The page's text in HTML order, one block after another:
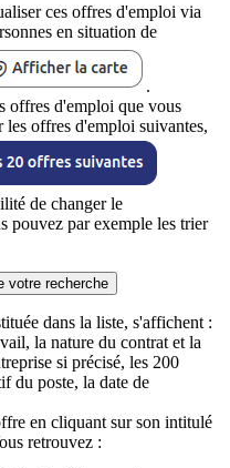
ces offres d'emploi via
en situation de
.
offres d'emploi que vous
offres d'emploi suivantes,
de changer le
pouvez par exemple les trier
votre recherche
dans la liste, s'affichent :
la nature du contrat et la
si précisé, les 200
du poste, la date de
en cliquant sur son intitulé
retrouvez :